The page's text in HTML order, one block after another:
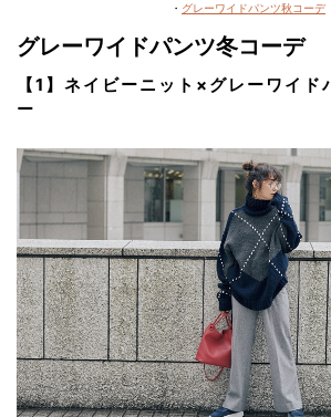
・ グレーワイドパンツ秋コーデ
グレーワイドパンツ冬コーデ
【1】ネイビーニット×グレーワイ
ー